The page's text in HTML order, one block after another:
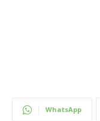
WhatsApp